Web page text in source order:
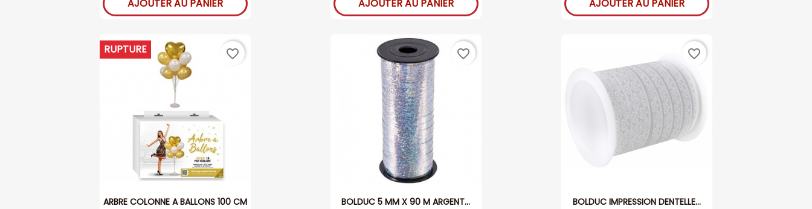
AJOUTER AU PANIER AJOUTER AU PANIER AJOUTER AU PANIER
ARBRE COLONNE A BALLONS 100 CM
RUPTURE favorite_border
BOLDUC 5 MM X 90 M ARGENT...
favorite_border
BOLDUC IMPRESSION DENTELLE...
favorite_border